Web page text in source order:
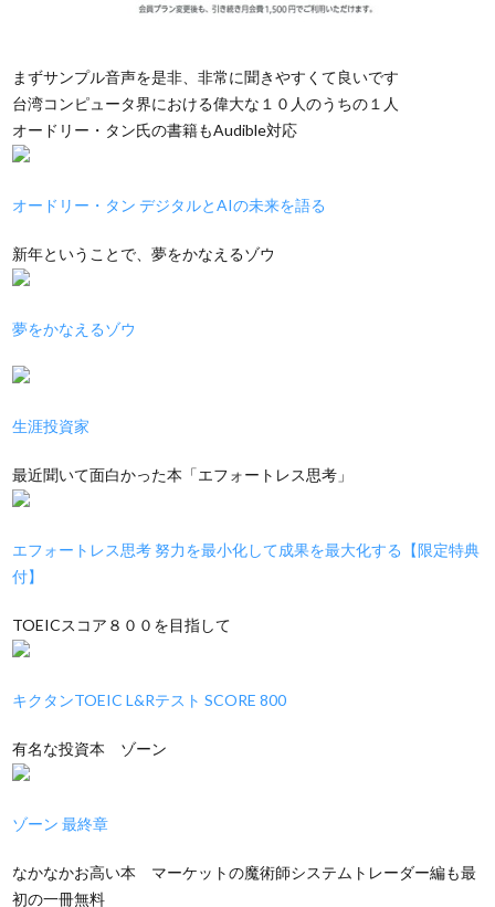
まずサンプル音声を是非、非常に聞きやすくて良いです
台湾コンピュータ界における偉大な１０人のうちの１人
オードリー・タン氏の書籍もAudible対応
オードリー・タン デジタルとAIの未来を語る
新年ということで、夢をかなえるゾウ
夢をかなえるゾウ
生涯投資家
最近聞いて面白かった本「エフォートレス思考」
エフォートレス思考 努力を最小化して成果を最大化する【限定特典
付】
TOEICスコア８００を目指して
キクタンTOEIC L&Rテスト SCORE 800
有名な投資本 ゾーン
ゾーン 最終章
なかなかお高い本 マーケットの魔術師システムトレーダー編も最
初の一冊無料